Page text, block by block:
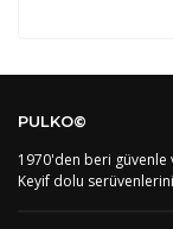
PULKO©
1970'den beri güvenle
Keyif dolu